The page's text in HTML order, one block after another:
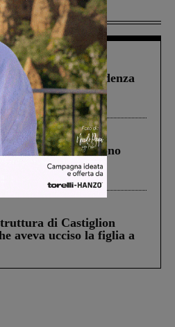
1 Agosto 2026
oltre la scadenza
d’Italia: “Un
in A1 in cui morirono
Lo schianto, il
fra tir....
di Castiglion
aveva ucciso la figlia a